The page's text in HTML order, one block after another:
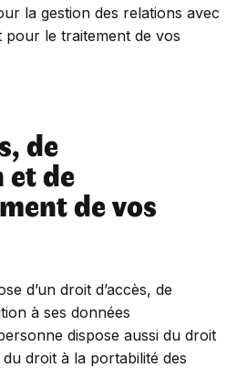
la gestion des relations avec
le traitement de vos
de
de
de vos
d’un droit d’accès, de
à ses données
dispose aussi du droit
droit à la portabilité des